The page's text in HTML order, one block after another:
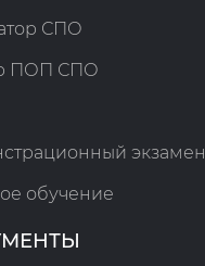
СПО
ПОП СПО
экзамен
обучение